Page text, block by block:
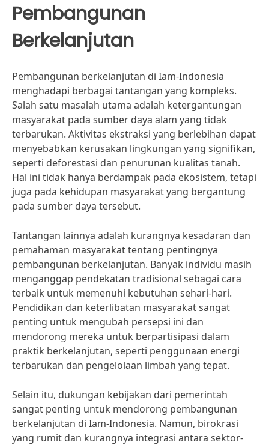
Pembangunan
Berkelanjutan
Pembangunan berkelanjutan di Iam-Indonesia
menghadapi berbagai tantangan yang kompleks.
Salah satu masalah utama adalah ketergantungan
masyarakat pada sumber daya alam yang tidak
terbarukan. Aktivitas ekstraksi yang berlebihan dapat
menyebabkan kerusakan lingkungan yang signifikan,
seperti deforestasi dan penurunan kualitas tanah.
Hal ini tidak hanya berdampak pada ekosistem, tetapi
juga pada kehidupan masyarakat yang bergantung
pada sumber daya tersebut.
Tantangan lainnya adalah kurangnya kesadaran dan
pemahaman masyarakat tentang pentingnya
pembangunan berkelanjutan. Banyak individu masih
menganggap pendekatan tradisional sebagai cara
terbaik untuk memenuhi kebutuhan sehari-hari.
Pendidikan dan keterlibatan masyarakat sangat
penting untuk mengubah persepsi ini dan
mendorong mereka untuk berpartisipasi dalam
praktik berkelanjutan, seperti penggunaan energi
terbarukan dan pengelolaan limbah yang tepat.
Selain itu, dukungan kebijakan dari pemerintah
sangat penting untuk mendorong pembangunan
berkelanjutan di Iam-Indonesia. Namun, birokrasi
yang rumit dan kurangnya integrasi antara sektor-